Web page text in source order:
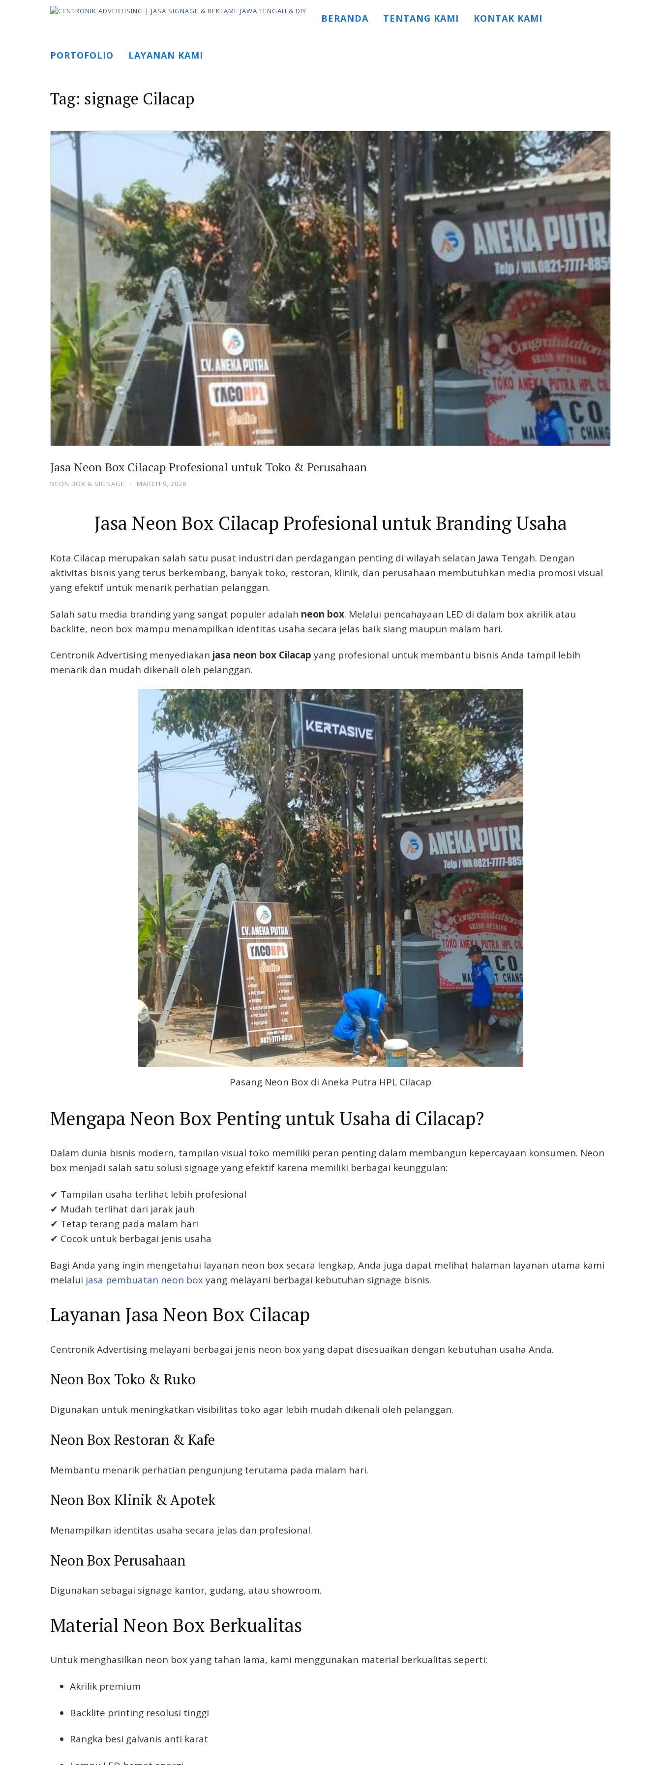
BERANDA TENTANG KAMI KONTAK KAMI
PORTOFOLIO LAYANAN KAMI
Tag: signage Cilacap
Jasa Neon Box Cilacap Profesional untuk Toko & Perusahaan
NEON BOX & SIGNAGE · MARCH 9, 2026
Jasa Neon Box Cilacap Profesional untuk Branding Usaha
Kota Cilacap merupakan salah satu pusat industri dan perdagangan penting di wilayah selatan Jawa Tengah. Dengan
aktivitas bisnis yang terus berkembang, banyak toko, restoran, klinik, dan perusahaan membutuhkan media promosi visual
yang efektif untuk menarik perhatian pelanggan.
Salah satu media branding yang sangat populer adalah neon box. Melalui pencahayaan LED di dalam box akrilik atau
backlite, neon box mampu menampilkan identitas usaha secara jelas baik siang maupun malam hari.
Centronik Advertising menyediakan jasa neon box Cilacap yang profesional untuk membantu bisnis Anda tampil lebih
menarik dan mudah dikenali oleh pelanggan.
Pasang Neon Box di Aneka Putra HPL Cilacap
Mengapa Neon Box Penting untuk Usaha di Cilacap?
Dalam dunia bisnis modern, tampilan visual toko memiliki peran penting dalam membangun kepercayaan konsumen. Neon
box menjadi salah satu solusi signage yang efektif karena memiliki berbagai keunggulan:
✔ Tampilan usaha terlihat lebih profesional
✔ Mudah terlihat dari jarak jauh
✔ Tetap terang pada malam hari
✔ Cocok untuk berbagai jenis usaha
Bagi Anda yang ingin mengetahui layanan neon box secara lengkap, Anda juga dapat melihat halaman layanan utama kami
melalui jasa pembuatan neon boxyang melayani berbagai kebutuhan signage bisnis.
Layanan Jasa Neon Box Cilacap
Centronik Advertising melayani berbagai jenis neon box yang dapat disesuaikan dengan kebutuhan usaha Anda.
Neon Box Toko & Ruko
Digunakan untuk meningkatkan visibilitas toko agar lebih mudah dikenali oleh pelanggan.
Neon Box Restoran & Kafe
Membantu menarik perhatian pengunjung terutama pada malam hari.
Neon Box Klinik & Apotek
Menampilkan identitas usaha secara jelas dan profesional.
Neon Box Perusahaan
Digunakan sebagai signage kantor, gudang, atau showroom.
Material Neon Box Berkualitas
Untuk menghasilkan neon box yang tahan lama, kami menggunakan material berkualitas seperti:
Akrilik premium
Backlite printing resolusi tinggi
Rangka besi galvanis anti karat